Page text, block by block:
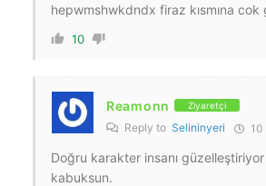
hepwmshwkdndx firaz kısmına cok
10
Reamonn Ziyaretçi
Reply to Selininyeri
Doğru karakter insanı
kabuksun.